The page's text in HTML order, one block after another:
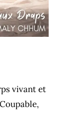
vivant et